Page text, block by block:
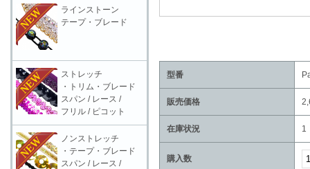
型番
販売価格
在庫状況 1
購入数
ラインストーン
テープ・ブレード
ストレッチ
・トリム・ブレード
スパン / レース /
フリル / ピコット
ノンストレッチ
・テープ・ブレード
スパン / レース /